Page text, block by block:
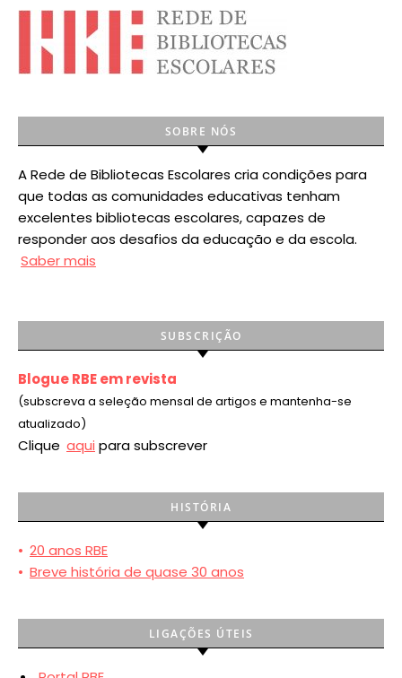
SOBRE NÓS
A Rede de Bibliotecas Escolares cria condições para
que todas as comunidades educativas tenham
excelentes bibliotecas escolares, capazes de
responder aos desafios da educação e da escola.
Saber mais
SUBSCRIÇÃO
Blogue RBE em revista
(subscreva a seleção mensal de artigos e mantenha-se
atualizado)
Clique aqui para subscrever
HISTÓRIA
• 20 anos RBE
• Breve história de quase 30 anos
LIGAÇÕES ÚTEIS